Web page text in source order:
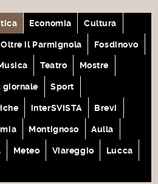
Economia Cultura
Oltre il Parmignola Fosdinovo
Teatro Mostre
giornale Sport
interSVISTA Brevi
Montignoso Aulla
Meteo Viareggio Lucca